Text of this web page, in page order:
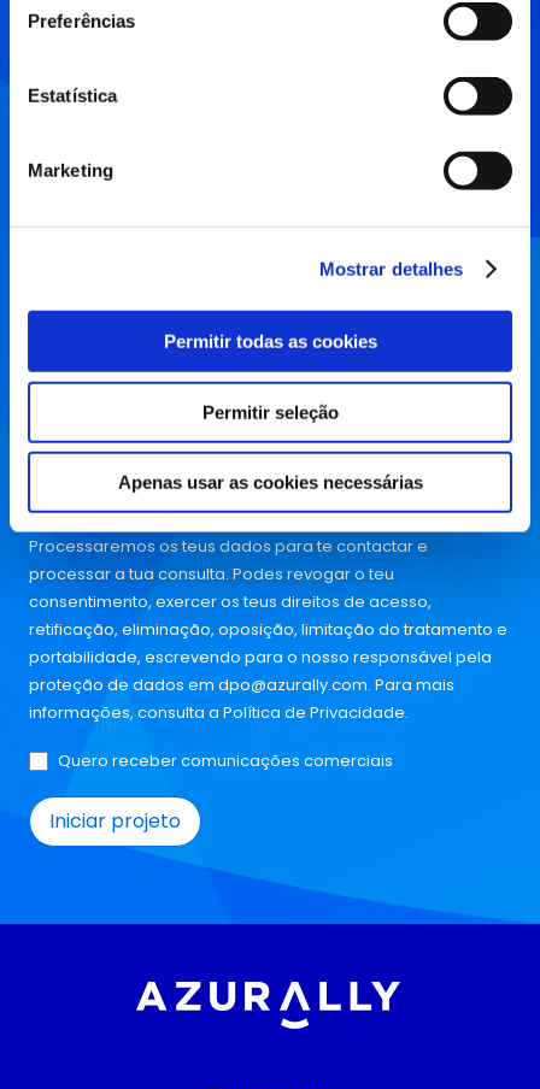
Preferências
Estatística
Marketing
Mostrar detalhes
Permitir todas as cookies
Permitir seleção
Apenas usar as cookies necessárias
Empresa ou nome completo
Processaremos os teus dados para te contactar e
processar a tua consulta. Podes revogar o teu
consentimento, exercer os teus direitos de acesso,
retificação, eliminação, oposição, limitação do tratamento e
portabilidade, escrevendo para o nosso responsável pela
proteção de dados em dpo@azurally.com. Para mais
informações, consulta a Política de Privacidade.
Quero receber comunicações comerciais